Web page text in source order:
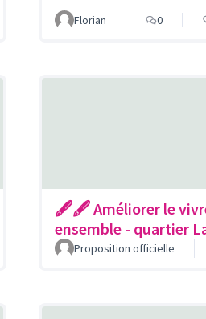
Florian 0
🖋🖋 Améliorer le
ensemble - quartier
Proposition officielle